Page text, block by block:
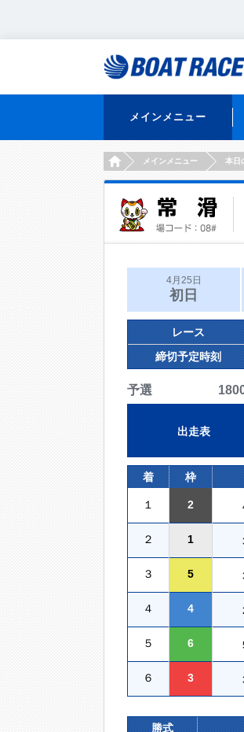
メインメニュー
HOMEメインメニュー 本日
4月25日
初日
レース
締切予定時刻
予選
出走表
着 枠
１ 2
２ 1
３ 5
４ 4
５ 6
６ 3
勝式